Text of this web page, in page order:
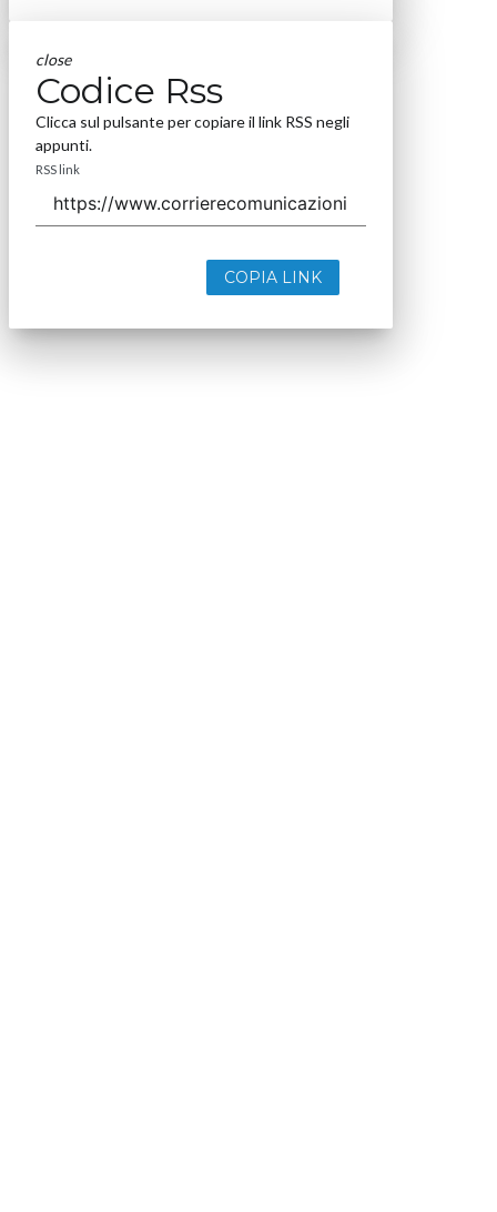
close
Codice Rss
Clicca sul pulsante per copiare il link RSS negli
appunti.
RSS link
COPIA LINK